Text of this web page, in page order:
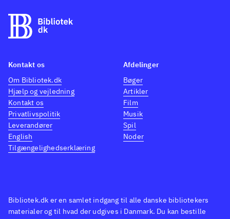
Bibliotek.dk er en samlet indgang til alle danske bibliotekers
materialer og til hvad der udgives i Danmark. Du kan bestille
Kontakt os
Om Bibliotek.dk
Hjælp og vejledning
Kontakt os
Privatlivspolitik
Leverandører
English
Tilgængelighedserklæring
Afdelinger
Bøger
Artikler
Film
Musik
Spil
Noder